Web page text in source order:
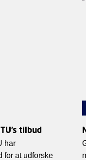
tilbud
har
for at udforske